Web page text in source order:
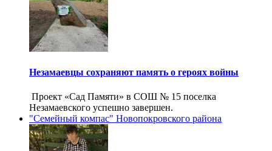
Незамаевцы сохраняют память о героях войны
Проект «Сад Памяти» в СОШ № 15 поселка
Незамаевского успешно завершен.
"Семейный компас" Новопокровского района